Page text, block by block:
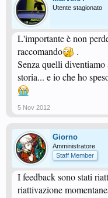
Utente stagionato
L'importante è non
raccomando
.
Senza quelli diventiamo
storia... e io che ho
5 Nov 2012
Giorno
Amministratore
Staff Member
I feedback sono stati
riattivazione